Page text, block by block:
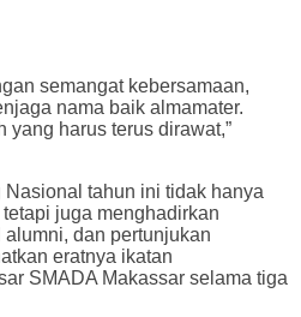
semangat kebersamaan,
nama baik almamater.
yang harus terus dirawat,”
tahun ini tidak hanya
juga menghadirkan
dan pertunjukan
eratnya ikatan
SMADA Makassar selama tiga